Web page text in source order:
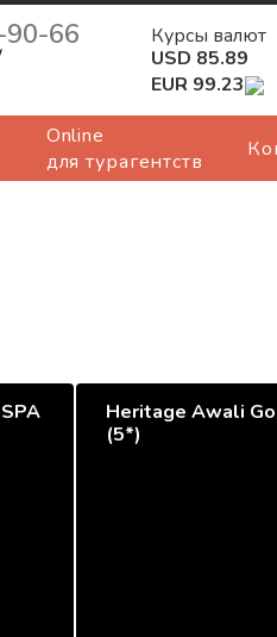
90-66
Курсы валют
USD 85.89
EUR 99.23
Online
для турагентств
Heritage Awali
(5*)